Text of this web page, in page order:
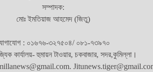
সম্পাদক:
মোঃ ইমতিয়াজ আহমেদ (জিতু)
: ০১৬৭৬-৩২৭৫০৪/ ০৮১-৭৩৯৭০
কার্যালয়- হুমায়ন টাওয়ার, চকবাজার, সদর,কুমিল্লা।